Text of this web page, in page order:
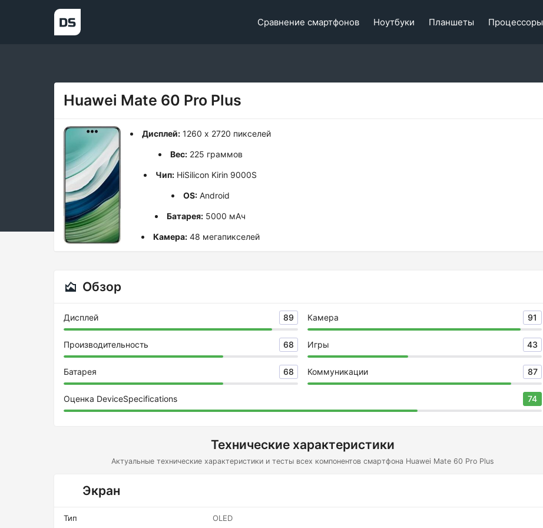
Сравнение смартфонов Ноутбуки Планшеты Процессоры
Huawei Mate 60 Pro Plus
Дисплей:1260 x 2720 пикселей
Вес:225 граммов
Чип: HiSilicon Kirin 9000S
OS:Android
Батарея: 5000 мАч
Камера:48 мегапикселей
Обзор
Дисплей 89 Камера 91
Производительность 68 Игры 43
Батарея 68 Коммуникации 87
Оценка DeviceSpecifications 74
Технические характеристики
Актуальные технические характеристики и тесты всех компонентов смартфона Huawei Mate 60 Pro Plus
Экран
Тип OLED